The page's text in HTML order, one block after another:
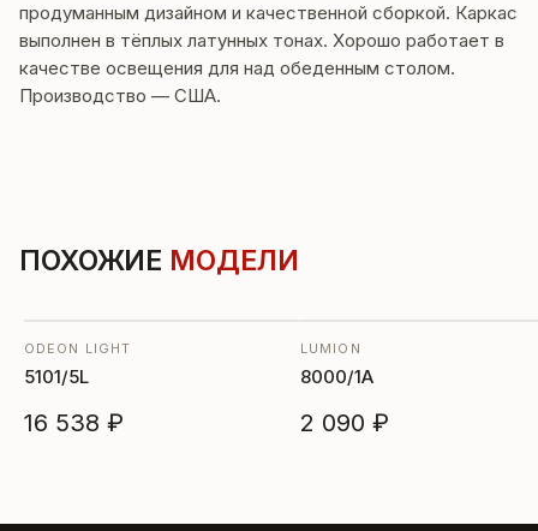
продуманным дизайном и качественной сборкой. Каркас
выполнен в тёплых латунных тонах. Хорошо работает в
качестве освещения для над обеденным столом.
Производство — США.
ПОХОЖИЕ МОДЕЛИ
ODEON LIGHT
5101/5L
16 538 ₽
LUMION
8000/1A
2 090 ₽